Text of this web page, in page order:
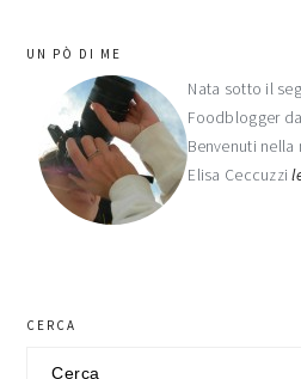
barra
laterale
primaria
UN PÒ DI ME
Nata sotto il
Foodblogger
Benvenuti nella
Elisa Ceccuzzi
CERCA